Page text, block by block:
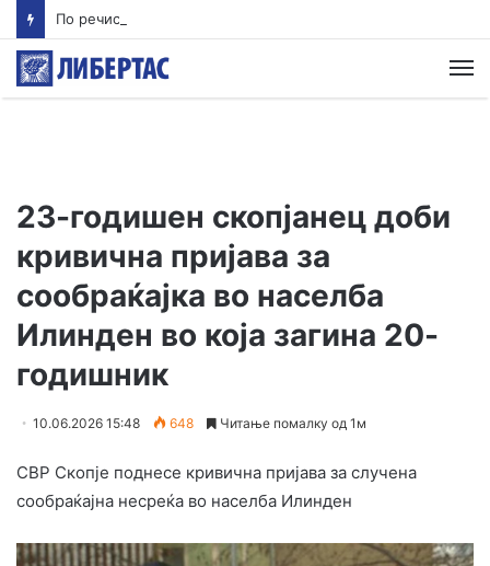
23-годишен скопјанец доби
кривична пријава за
сообраќајка во населба
Илинден во која загина 20-
годишник
10.06.2026 15:48 648 Читање помалку од 1м
СВР Скопје поднесе кривична пријава за случена
сообраќајна несреќа во населба Илинден